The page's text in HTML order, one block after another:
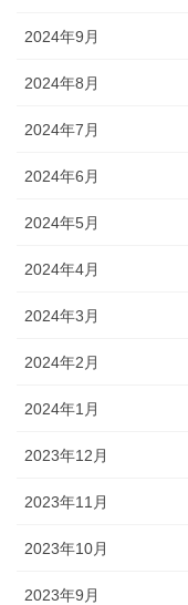
2024年9月
2024年8月
2024年7月
2024年6月
2024年5月
2024年4月
2024年3月
2024年2月
2024年1月
2023年12月
2023年11月
2023年10月
2023年9月